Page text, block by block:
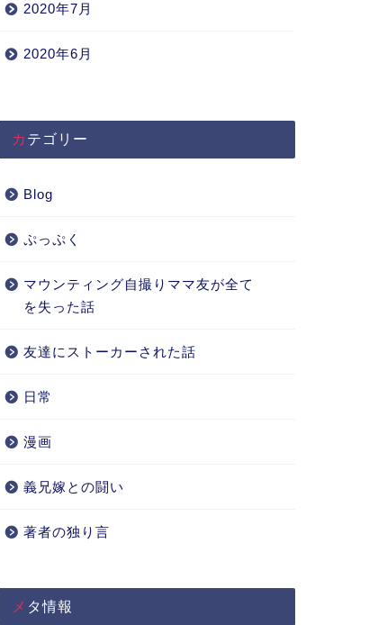
2020年7月
2020年6月
カテゴリー
Blog
ぷっぷく
マウンティング自撮りママ友が全て
を失った話
友達にストーカーされた話
日常
漫画
義兄嫁との闘い
著者の独り言
メタ情報